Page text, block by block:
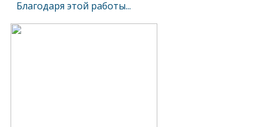
Благодаря этой работы...